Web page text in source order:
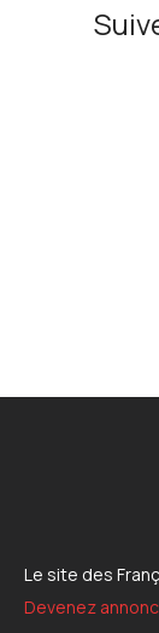
Le site des
Devenez